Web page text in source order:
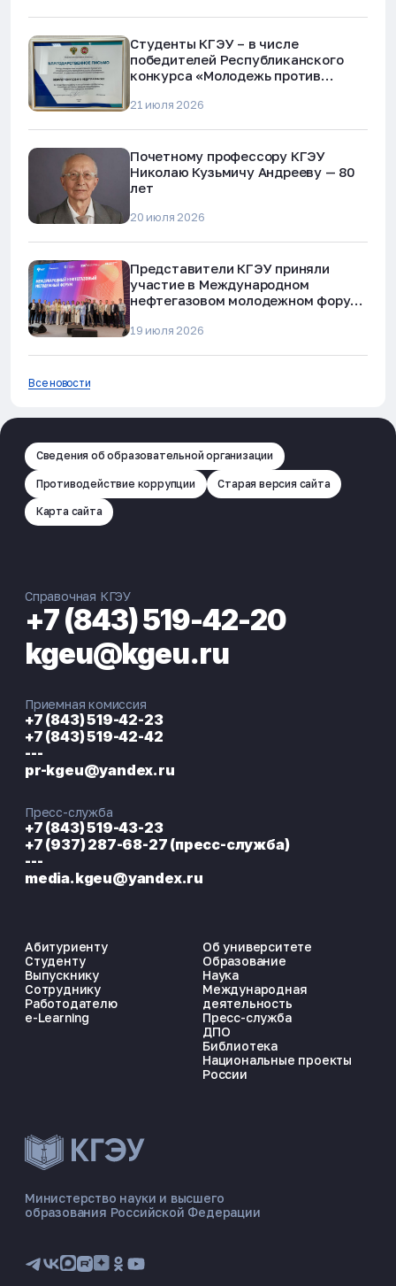
ЭНЕРГОКОД — ПОМОЩНИК КГЭУ
📋 Приёмная комиссия
🏠 Общежитие
Студенты КГЭУ – в числе
победителей Республиканского
конкурса «Молодежь против
мошенничества»
21 июля 2026
Почетному профессору КГЭУ
Николаю Кузьмичу Андрееву — 80
лет
20 июля 2026
Представители КГЭУ приняли
участие в Международном
нефтегазовом молодежном форуме
19 июля 2026
Все новости
Сведения об образовательной организации
Противодействие коррупции Старая версия сайта
Карта сайта
Министерство науки и высшего
образования Российской Федерации
Абитуриенту
Студенту
Выпускнику
Сотруднику
Работодателю
e-Learning
Об университете
Образование
Наука
Международная
деятельность
Пресс-служба
ДПО
Библиотека
Национальные проекты
России
Справочная КГЭУ
+7 (843) 519-42-20
kgeu@kgeu.ru
Приемная комиссия
+7 (843) 519-42-23
+7 (843) 519-42-42
---
pr-kgeu@yandex.ru
Пресс-служба
+7 (843) 519-43-23
+7 (937) 287-68-27 (пресс-служба)
---
media.kgeu@yandex.ru